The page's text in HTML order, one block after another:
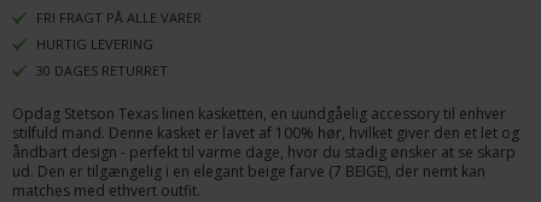
FRI FRAGT PÅ ALLE VARER
HURTIG LEVERING
30 DAGES RETURRET
Opdag Stetson Texas linen kasketten, en uundgåelig accessory til enhver
stilfuld mand. Denne kasket er lavet af 100% hør, hvilket giver den et let og
åndbart design - perfekt til varme dage, hvor du stadig ønsker at se skarp
ud. Den er tilgængelig i en elegant beige farve (7 BEIGE), der nemt kan
matches med ethvert outfit.